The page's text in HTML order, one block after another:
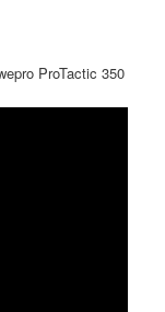
ProTactic 350